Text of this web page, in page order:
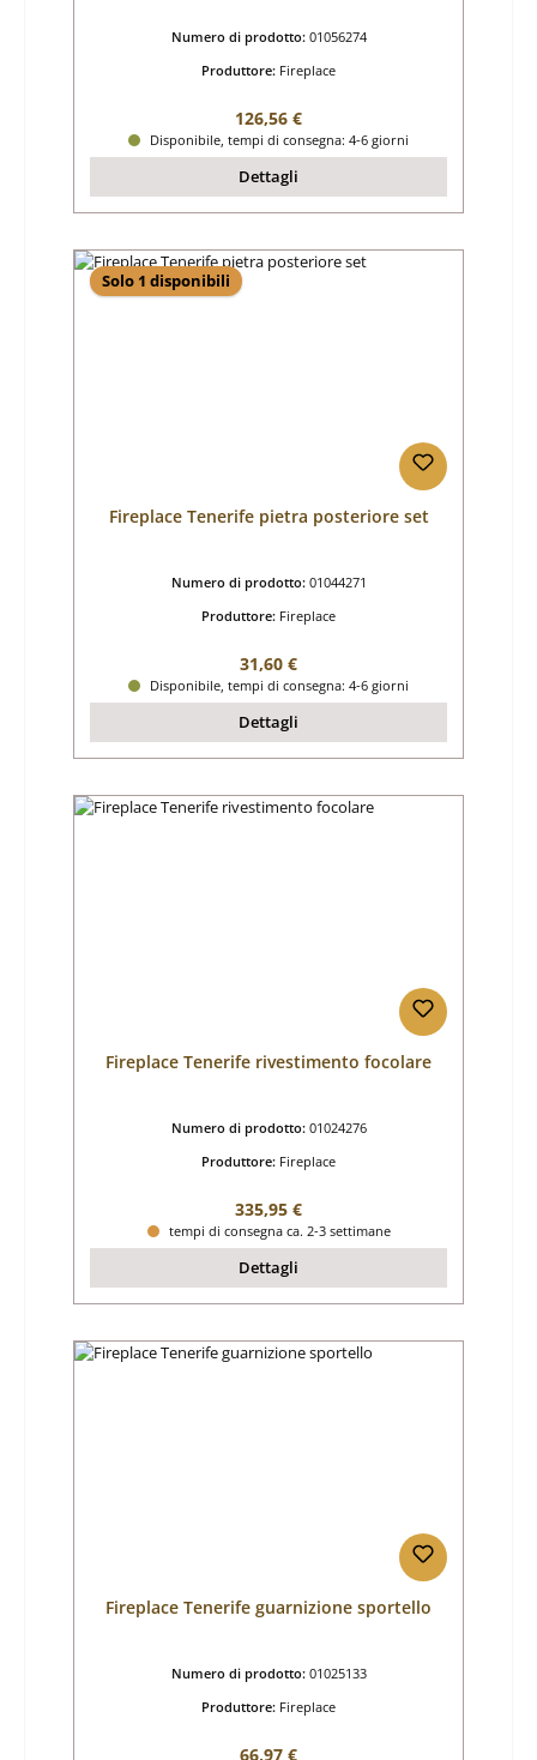
Numero di prodotto: 01056274
Produttore: Fireplace
Prezzo normale:
126,56 €
Disponibile, tempi di consegna: 4-6 giorni
Dettagli
Solo 1 disponibili
Fireplace Tenerife pietra posteriore set
Numero di prodotto: 01044271
Produttore: Fireplace
Prezzo normale:
31,60 €
Disponibile, tempi di consegna: 4-6 giorni
Dettagli
Fireplace Tenerife rivestimento focolare
Numero di prodotto: 01024276
Produttore: Fireplace
Prezzo normale:
335,95 €
tempi di consegna ca. 2-3 settimane
Dettagli
Fireplace Tenerife guarnizione sportello
Numero di prodotto: 01025133
Produttore: Fireplace
Prezzo normale:
66,97 €